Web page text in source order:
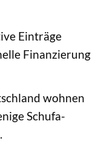
Einträge
Finanzierung
wohnen
Schufa-